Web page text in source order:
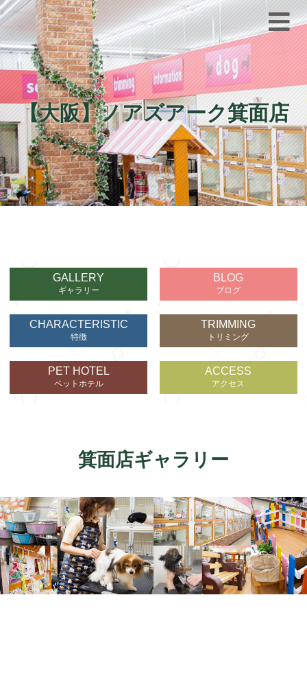
【大阪】ノアズアーク箕面店
GALLERY
ギャラリー
BLOG
ブログ
CHARACTERISTIC
特徴
TRIMMING
トリミング
PET HOTEL
ペットホテル
ACCESS
アクセス
箕面店ギャラリー